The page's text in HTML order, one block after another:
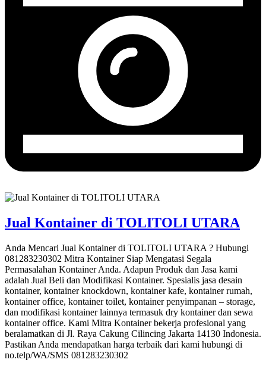
Jual Kontainer di TOLITOLI UTARA
Anda Mencari Jual Kontainer di TOLITOLI UTARA ? Hubungi
081283230302 Mitra Kontainer Siap Mengatasi Segala
Permasalahan Kontainer Anda. Adapun Produk dan Jasa kami
adalah Jual Beli dan Modifikasi Kontainer. Spesialis jasa desain
kontainer, kontainer knockdown, kontainer kafe, kontainer rumah,
kontainer office, kontainer toilet, kontainer penyimpanan – storage,
dan modifikasi kontainer lainnya termasuk dry kontainer dan sewa
kontainer office. Kami Mitra Kontainer bekerja profesional yang
beralamatkan di Jl. Raya Cakung Cilincing Jakarta 14130 Indonesia.
Pastikan Anda mendapatkan harga terbaik dari kami hubungi di
no.telp/WA/SMS 081283230302